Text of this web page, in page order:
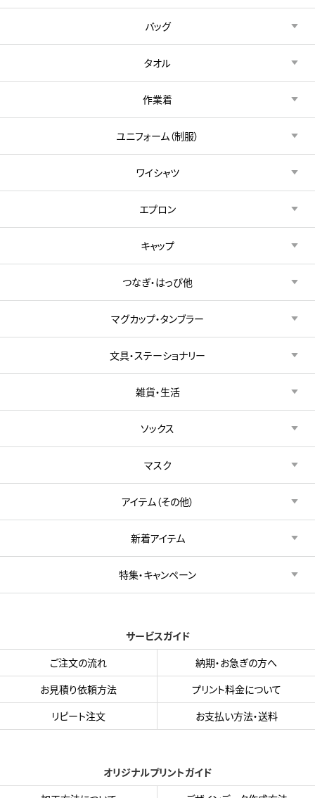
バッグ
タオル
作業着
ユニフォーム（制服）
ワイシャツ
エプロン
キャップ
つなぎ・はっぴ他
マグカップ・タンブラー
文具・ステーショナリー
雑貨・生活
ソックス
マスク
アイテム（その他）
新着アイテム
特集・キャンペーン
サービスガイド
ご注文の流れ
納期・お急ぎの方へ
お見積り依頼方法
プリント料金について
リピート注文
お支払い方法・送料
オリジナルプリントガイド